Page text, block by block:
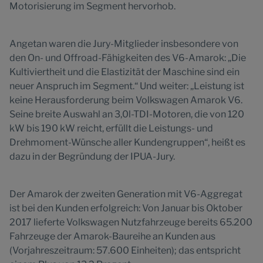
Motorisierung im Segment hervorhob.
Angetan waren die Jury-Mitglieder insbesondere von
den On- und Offroad-Fähigkeiten des V6-Amarok: „Die
Kultiviertheit und die Elastizität der Maschine sind ein
neuer Anspruch im Segment.“ Und weiter: „Leistung ist
keine Herausforderung beim Volkswagen Amarok V6.
Seine breite Auswahl an 3,0l-TDI-Motoren, die von 120
kW bis 190 kW reicht, erfüllt die Leistungs- und
Drehmoment-Wünsche aller Kundengruppen“, heißt es
dazu in der Begründung der IPUA-Jury.
Der Amarok der zweiten Generation mit V6-Aggregat
ist bei den Kunden erfolgreich: Von Januar bis Oktober
2017 lieferte Volkswagen Nutzfahrzeuge bereits 65.200
Fahrzeuge der Amarok-Baureihe an Kunden aus
(Vorjahreszeitraum: 57.600 Einheiten); das entspricht